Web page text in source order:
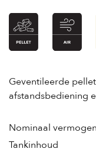
Geventileerde
afstandsbediening
Nominaal vermogen
Tankinhoud